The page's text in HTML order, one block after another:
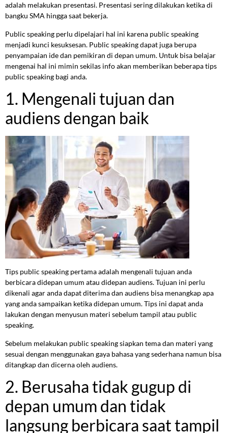
adalah melakukan presentasi. Presentasi sering dilakukan ketika di
bangku SMA hingga saat bekerja.
Public speaking perlu dipelajari hal ini karena public speaking
menjadi kunci kesuksesan. Public speaking dapat juga berupa
penyampaian ide dan pemikiran di depan umum. Untuk bisa belajar
mengenai hal ini mimin sekilas info akan memberikan beberapa tips
public speaking bagi anda.
1. Mengenali tujuan dan
audiens dengan baik
Tips public speaking pertama adalah mengenali tujuan anda
berbicara didepan umum atau didepan audiens. Tujuan ini perlu
dikenali agar anda dapat diterima dan audiens bisa menangkap apa
yang anda sampaikan ketika didepan umum. Tips ini dapat anda
lakukan dengan menyusun materi sebelum tampil atau public
speaking.
Sebelum melakukan public speaking siapkan tema dan materi yang
sesuai dengan menggunakan gaya bahasa yang sederhana namun bisa
ditangkap dan dicerna oleh audiens.
2. Berusaha tidak gugup di
depan umum dan tidak
langsung berbicara saat tampil